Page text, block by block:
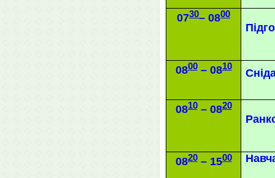
0730– 0800
0800– 0810
0810– 0820
0820– 1500